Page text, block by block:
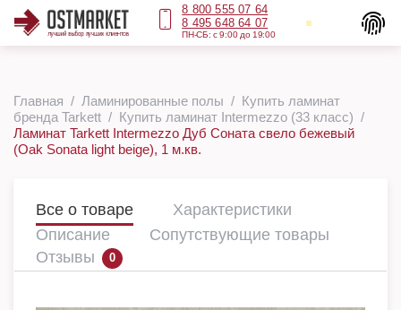
8 800 555 07 64
8 495 648 64 07
ПН-СБ: с 9:00 до 19:00
Главная Ламинированные полы
Купить ламинат
бренда Tarkett
Купить ламинат Intermezzo (33 класс)
Ламинат Tarkett Intermezzo Дуб Соната свело бежевый
(Oak Sonata light beige), 1 м.кв.
Все о товаре
Характеристики
Описание
Сопутствующие товары
Отзывы
0